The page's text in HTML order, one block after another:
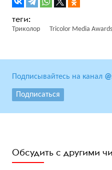
Триколор Tricolor Media Awards
Подписывайтесь на канал
Подписаться
Обсудить с другими